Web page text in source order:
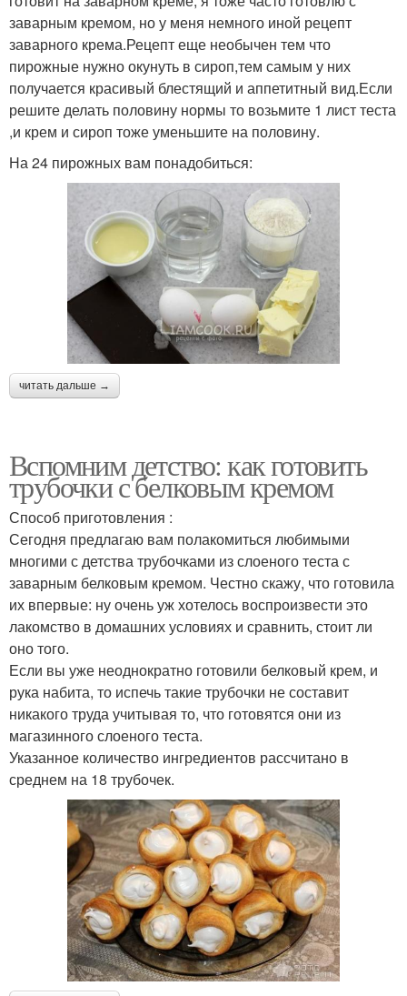
заварным кремом, но у меня немного иной рецепт
заварного крема.Рецепт еще необычен тем что
пирожные нужно окунуть в сироп,тем самым у них
получается красивый блестящий и аппетитный вид.Если
решите делать половину нормы то возьмите 1 лист теста
,и крем и сироп тоже уменьшите на половину.
На 24 пирожных вам понадобиться:
читать дальше →
Вспомним детство: как готовить
трубочки с белковым кремом
Способ приготовления :
Сегодня предлагаю вам полакомиться любимыми
многими с детства трубочками из слоеного теста с
заварным белковым кремом. Честно скажу, что готовила
их впервые: ну очень уж хотелось воспроизвести это
лакомство в домашних условиях и сравнить, стоит ли
оно того.
Если вы уже неоднократно готовили белковый крем, и
рука набита, то испечь такие трубочки не составит
никакого труда учитывая то, что готовятся они из
магазинного слоеного теста.
Указанное количество ингредиентов рассчитано в
среднем на 18 трубочек.